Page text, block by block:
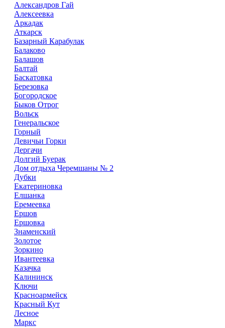
Александров Гай
Алексеевка
Аркадак
Аткарск
Базарный Карабулак
Балаково
Балашов
Балтай
Баскатовка
Березовка
Богородское
Быков Отрог
Вольск
Генеральское
Горный
Девичьи Горки
Дергачи
Долгий Буерак
Дом отдыха Черемшаны № 2
Дубки
Екатериновка
Елшанка
Еремеевка
Ершов
Ершовка
Знаменский
Золотое
Зоркино
Ивантеевка
Казачка
Калининск
Ключи
Красноармейск
Красный Кут
Лесное
Маркс